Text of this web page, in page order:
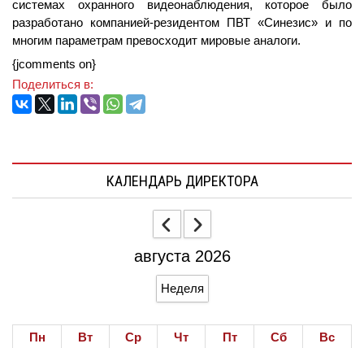
системах охранного видеонаблюдения, которое было
разработано компанией-резидентом ПВТ «Синезис» и по
многим параметрам превосходит мировые аналоги.
{jcomments on}
Поделиться в:
КАЛЕНДАРЬ ДИРЕКТОРА
августа 2026
Неделя
Пн Вт Ср Чт Пт Сб
Вс